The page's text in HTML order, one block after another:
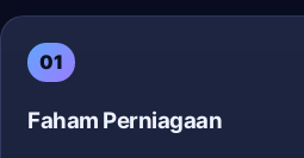
01
Faham Perniagaan